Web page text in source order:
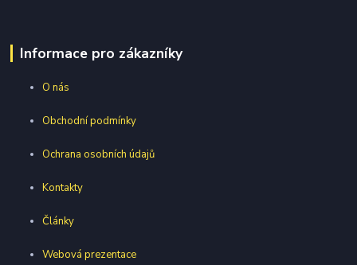
Informace pro zákazníky
O nás
Obchodní podmínky
Ochrana osobních údajů
Kontakty
Články
Webová prezentace